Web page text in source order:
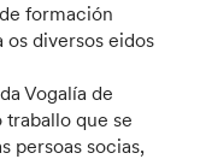
formación
os diversos eidos
Vogalía de
que se
persoas socias,